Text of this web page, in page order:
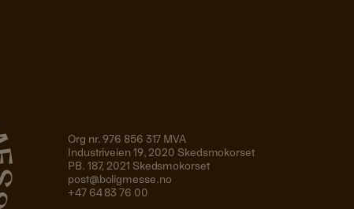
Org nr. 976 856 317 MVA
Industriveien 19, 2020 Skedsmokorset
PB. 187, 2021 Skedsmokorset
post@boligmesse.no
+47 64 83 76 00